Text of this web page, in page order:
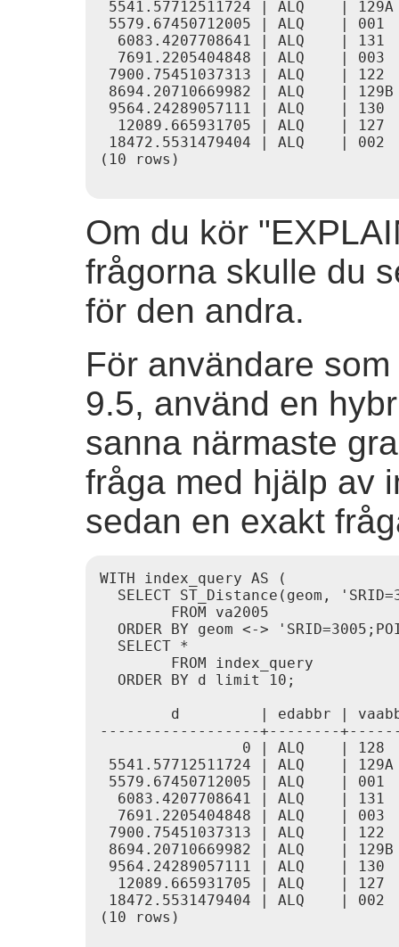
5541.57712511724 | ALQ    | 129A
5579.67450712005 | ALQ    | 001
  6083.4207708641 | ALQ    | 131
  7691.2205404848 | ALQ    | 003
7900.75451037313 | ALQ    | 122
8694.20710669982 | ALQ    | 129B
9564.24289057111 | ALQ    | 130
  12089.665931705 | ALQ    | 127
18472.5531479404 | ALQ    | 002
(10 rows)
Om du kör
frågorna skulle du
för den andra.
För användare
9.5, använd en
sanna närmaste
fråga med hjälp av
sedan en exakt
WITH index_query AS (
SELECT ST_Distance(geom,
        FROM va2005
ORDER BY geom <->
  SELECT *
        FROM index_query
  ORDER BY d limit 10;
d         | edabbr |
------------------+--------
                0 | ALQ    | 128
5541.57712511724 | ALQ    | 129A
5579.67450712005 | ALQ    | 001
  6083.4207708641 | ALQ    | 131
  7691.2205404848 | ALQ    | 003
7900.75451037313 | ALQ    | 122
8694.20710669982 | ALQ    | 129B
9564.24289057111 | ALQ    | 130
  12089.665931705 | ALQ    | 127
18472.5531479404 | ALQ    | 002
(10 rows)